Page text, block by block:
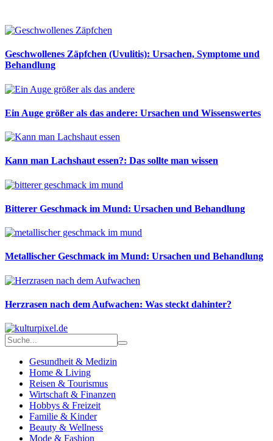
Geschwollenes Zäpfchen (Uvulitis): Ursachen, Symptome und
Behandlung
Ein Auge größer als das andere: Ursachen und Wissenswertes
Kann man Lachshaut essen?: Das sollte man wissen
Bitterer Geschmack im Mund: Ursachen und Behandlung
Metallischer Geschmack im Mund: Ursachen und Behandlung
Herzrasen nach dem Aufwachen: Was steckt dahinter?
Gesundheit & Medizin
Home & Living
Reisen & Tourismus
Wirtschaft & Finanzen
Hobbys & Freizeit
Familie & Kinder
Beauty & Wellness
Mode & Fashion